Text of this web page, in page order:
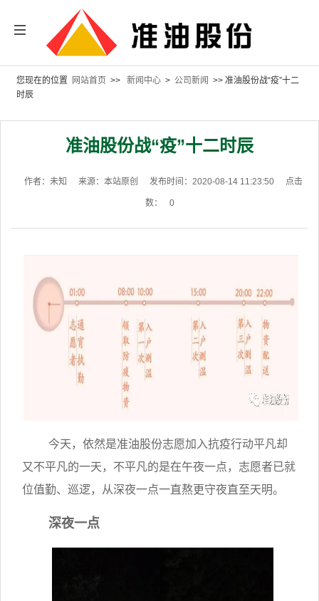
您现在的位置 网站首页 >> 新闻中心 > 公司新闻 >> 准油股份战“疫”十二
时辰
准油股份战“疫”十二时辰
作者：未知 来源：本站原创 发布时间：2020-08-14 11:23:50 点击
数： 0
今天，依然是准油股份志愿加入抗疫行动平凡却
又不平凡的一天，不平凡的是在午夜一点，志愿者已就
位值勤、巡逻，从深夜一点一直熬更守夜直至天明。
深夜一点